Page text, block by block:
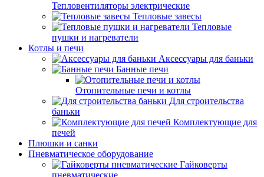
Тепловентиляторы электрические
Тепловые завесы
Тепловые
пушки и нагреватели
Котлы и печи
Аксессуары для баньки
Банные печи
Отопительные печи и котлы
Для строительства
баньки
Комплектующие для
печей
Плюшки и санки
Пневматическое оборудование
Гайковерты
пневматические